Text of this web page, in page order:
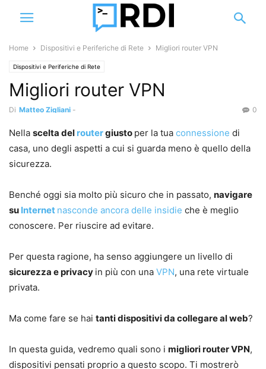
Home Dispositivi e Periferiche di Rete Migliori router VPN
Dispositivi e Periferiche di Rete
Migliori router VPN
Di Matteo Zigliani - 0
Nella scelta del routergiusto per la tua connessione di
casa, uno degli aspetti a cui si guarda meno è quello della
sicurezza.
Benché oggi sia molto più sicuro che in passato, navigare
su Internet nasconde ancora delle insidie che è meglio
conoscere. Per riuscire ad evitare.
Per questa ragione, ha senso aggiungere un livello di
sicurezza e privacy in più con una VPN, una rete virtuale
privata.
Ma come fare se hai tanti dispositivi da collegare al web?
In questa guida, vedremo quali sono i migliori router VPN,
dispositivi pensati proprio a questo scopo. Ti mostrerò